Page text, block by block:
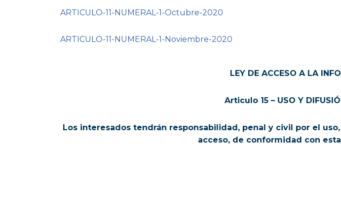
ARTICULO-11-NUMERAL-1-Octubre-2020
ARTICULO-11-NUMERAL-1-Noviembre-2020
LEY DE ACCESO A LA
Articulo 15 – USO Y
Los interesados tendrán responsabilidad, penal y civil por el
acceso, de conformidad con